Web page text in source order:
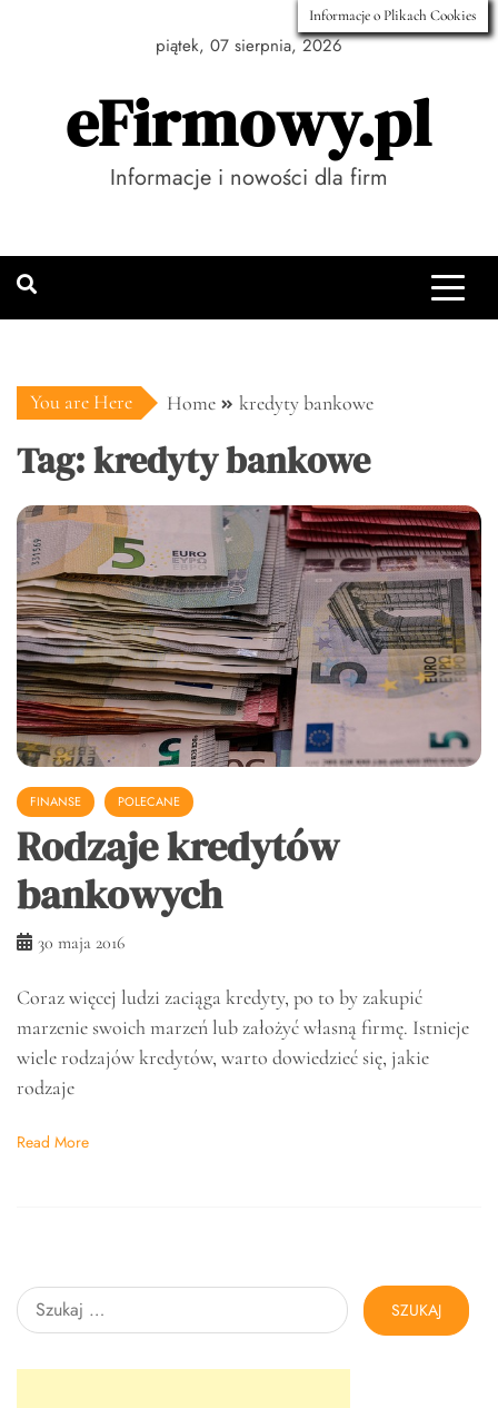
piątek, 07 sierpnia, 2026
eFirmowy.pl
Informacje i nowości dla firm
You are Here Home kredyty bankowe
Tag:kredyty bankowe
FINANSE POLECANE
Rodzaje kredytów
bankowych
30 maja 2016
Coraz więcej ludzi zaciąga kredyty, po to by zakupić
marzenie swoich marzeń lub założyć własną firmę. Istnieje
wiele rodzajów kredytów, warto dowiedzieć się, jakie
rodzaje
Read More
Szukaj:
Informacje o Plikach Cookies